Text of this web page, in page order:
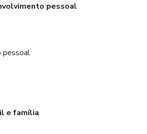
pessoal
pessoal
e família